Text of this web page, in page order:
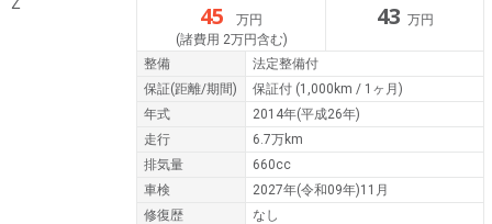
45
万円
(諸費用 2万円含む)
43 万円
整備
法定整備付
保証(距離/期間) 保証付 (1,000km / 1ヶ月)
年式
2014年(平成26年)
走行
6.7万km
排気量
660cc
車検
2027年(令和09年)11月
修復歴
なし